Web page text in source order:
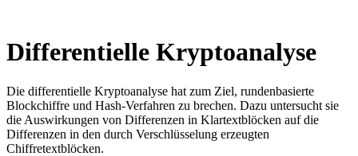
Differentielle Kryptoanalyse
Die differentielle Kryptoanalyse hat zum Ziel, rundenbasierte
Blockchiffre und Hash-Verfahren zu brechen. Dazu untersucht sie
die Auswirkungen von Differenzen in Klartextblöcken auf die
Differenzen in den durch Verschlüsselung erzeugten
Chiffretextblöcken.